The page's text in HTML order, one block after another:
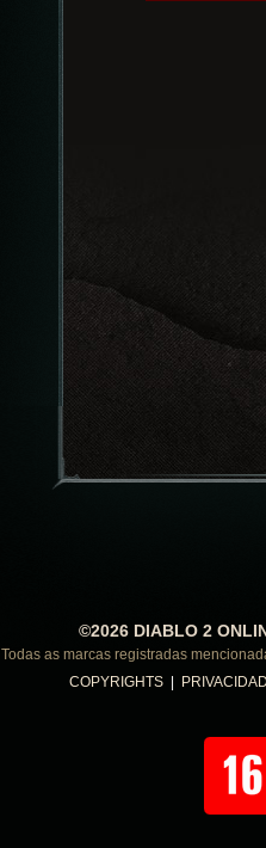
©2026 DIABLO 2
Todas as marcas registradas
COPYRIGHTS